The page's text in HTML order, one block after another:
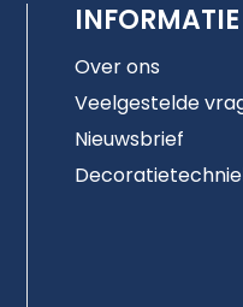
INFORMATIE
Over ons
Veelgestelde
Nieuwsbrief